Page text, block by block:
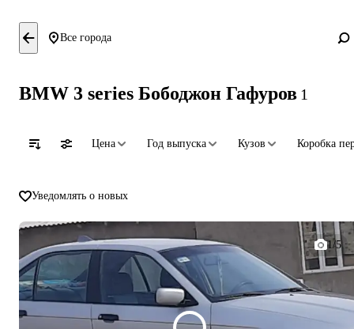
Все города
BMW 3 series Бободжон Гафуров 1
Цена Год выпуска Кузов Коробка
Уведомлять о новых
1/5